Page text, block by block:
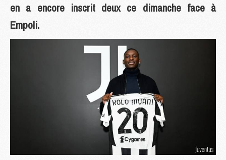
en a encore inscrit deux ce dimanche face à
Empoli.